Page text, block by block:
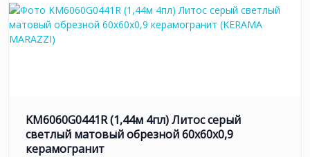
KM6060G0441R (1,44м 4пл) Литос серый
светлый матовый обрезной 60x60x0,9
керамогранит